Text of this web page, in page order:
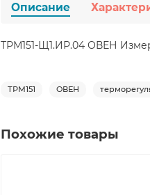
Описание
ТРМ151-Щ1.ИР.04 ОВЕН
ТРМ151 ОВЕН
Похожие товары